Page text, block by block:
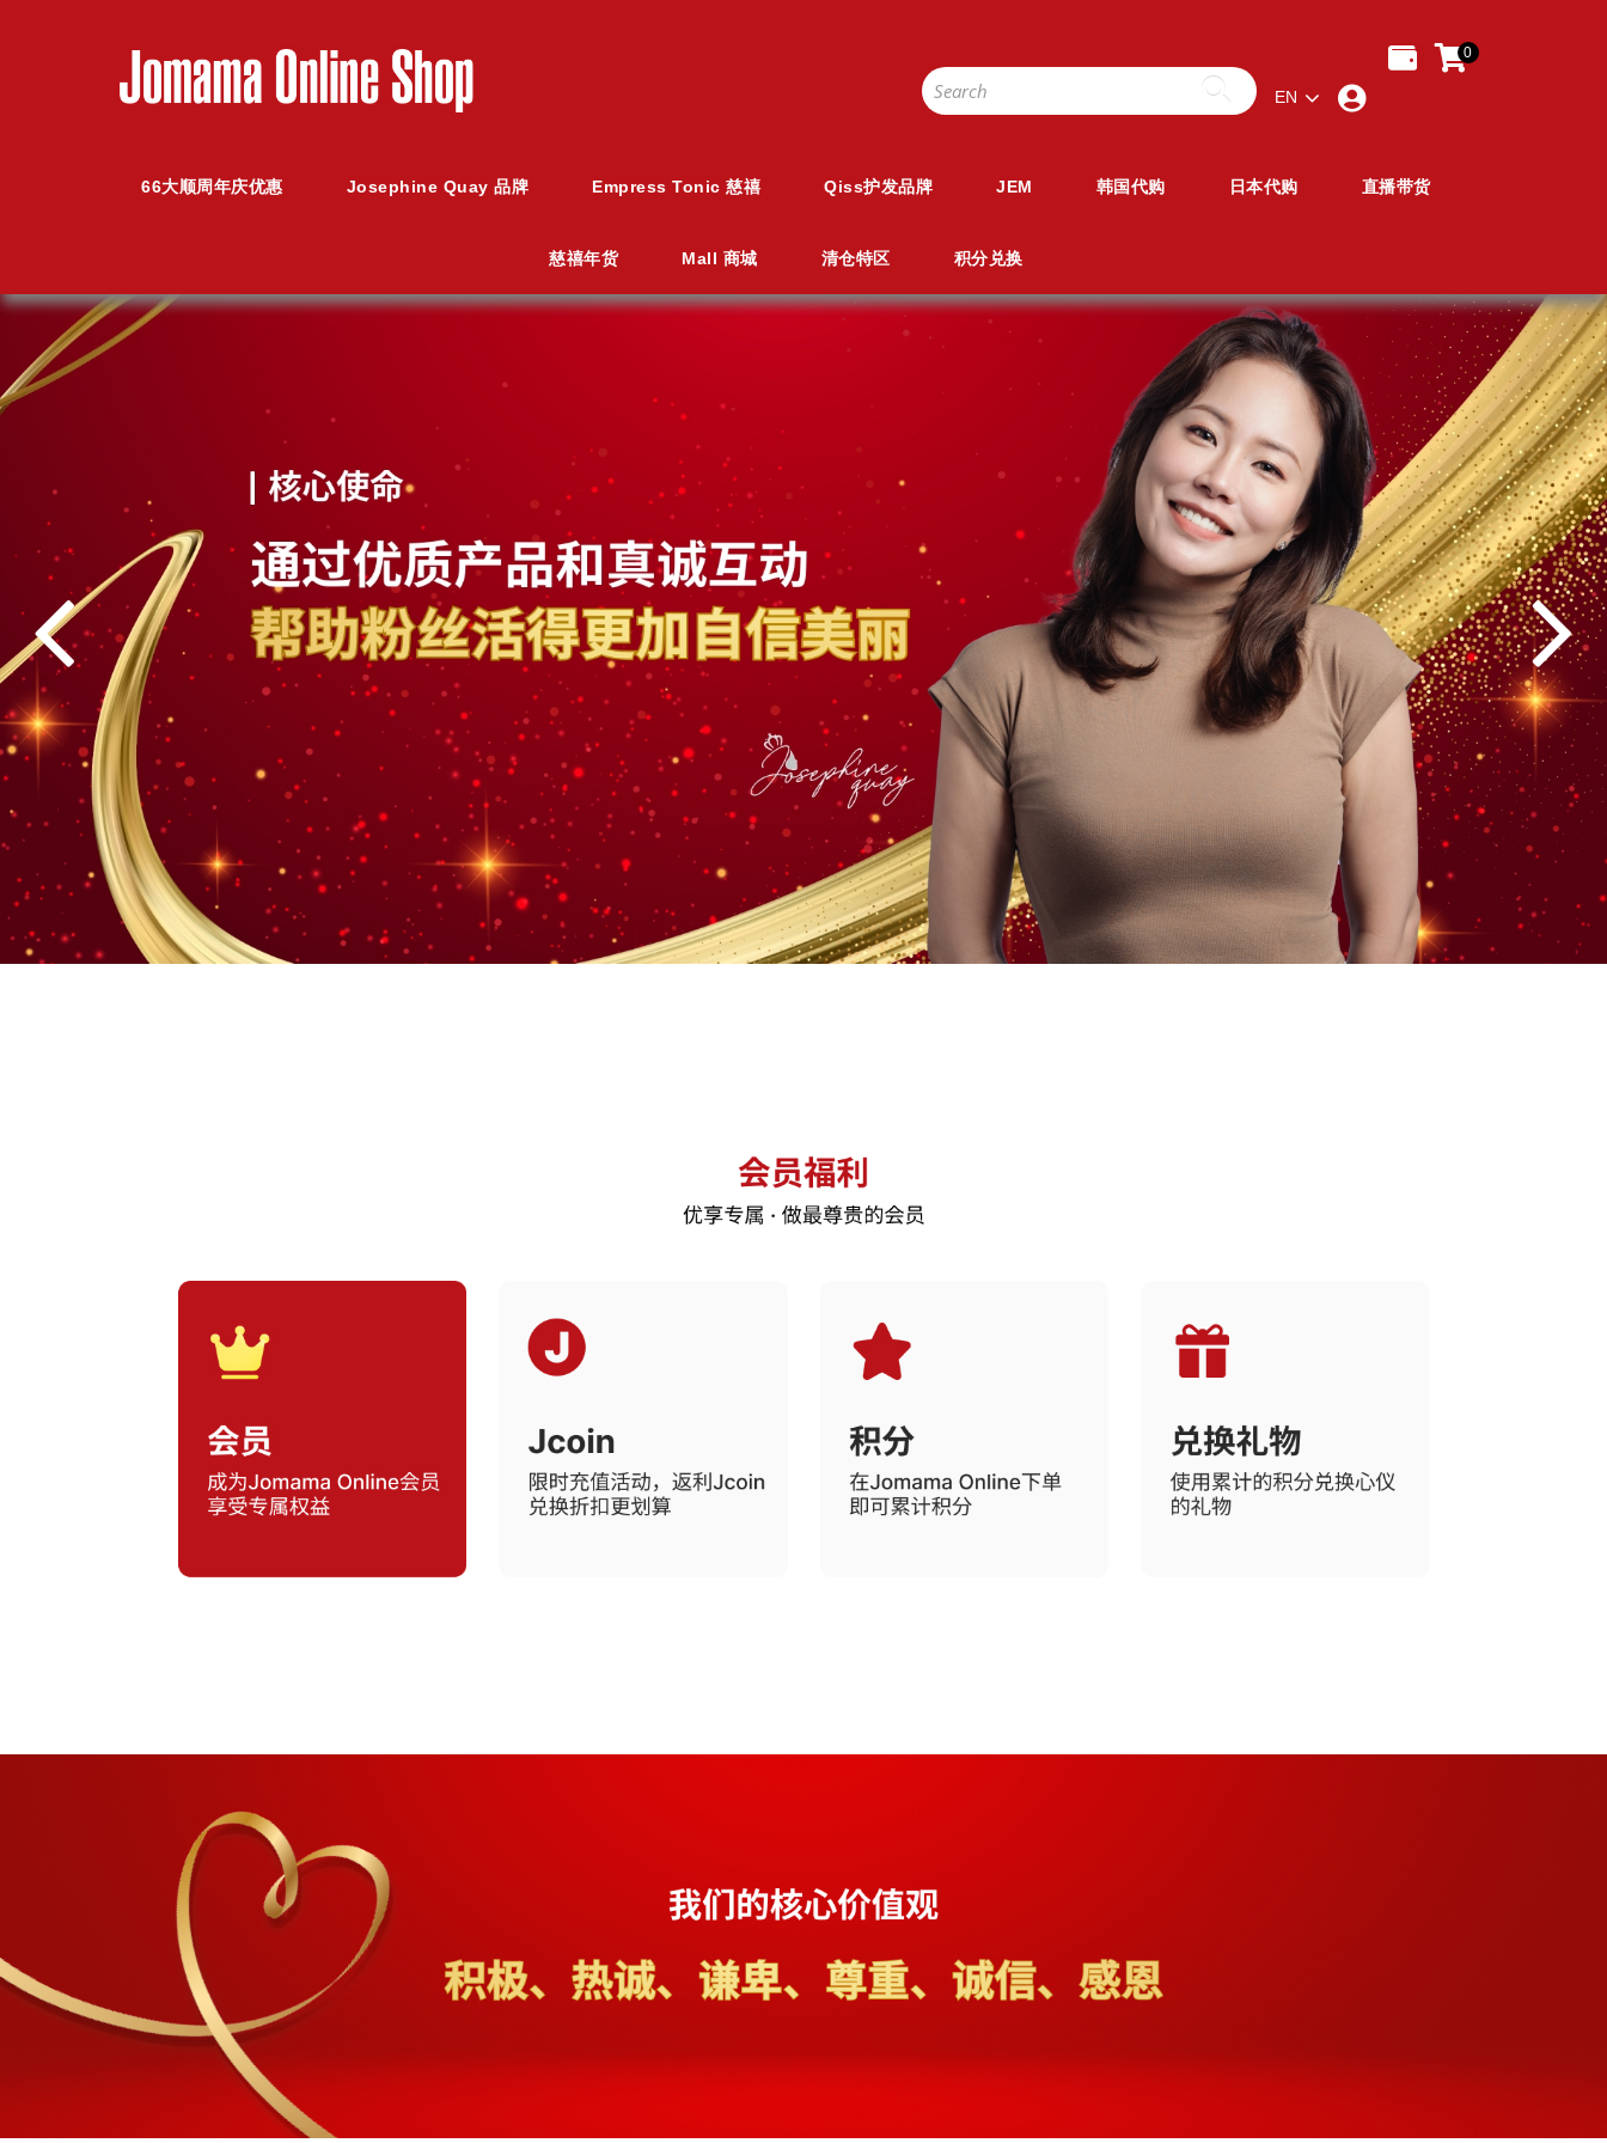
0
EN
66大顺周年庆优惠 Josephine Quay 品牌 Empress Tonic 慈禧 Qiss护发品牌 JEM 韩国代购 日本代购 直播带货
慈禧年货 Mall 商城 清仓特区 积分兑换